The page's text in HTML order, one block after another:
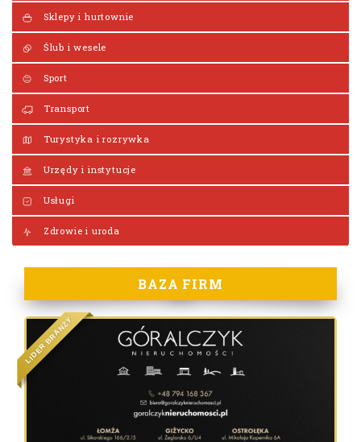
Sklepy i hurtownie
Ślub i wesele
Sport
Transport
Turystyka i rozrywka
Urzędy i instytucje
Usługi
Zdrowie i uroda
BAZA FIRM
LI
DER
BRAN
Ż
Y